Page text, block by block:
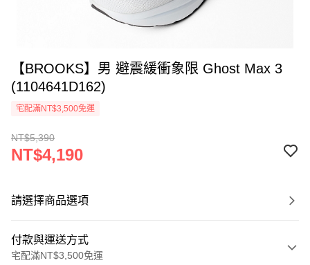
【BROOKS】男 避震緩衝象限 Ghost Max 3
(1104641D162)
宅配滿NT$3,500免運
NT$5,390
NT$4,190
請選擇商品選項
付款與運送方式
宅配滿NT$3,500免運